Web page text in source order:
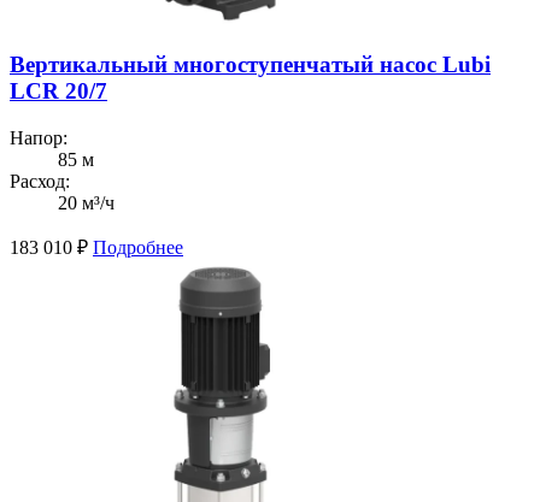
Вертикальный многоступенчатый насос Lubi
LCR 20/7
Напор:
85 м
Расход:
20 м³/ч
183 010 ₽ Подробнее